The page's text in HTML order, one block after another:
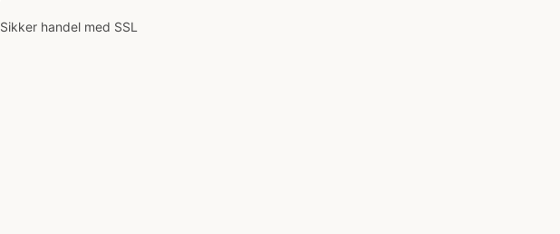
Sikker handel med SSL